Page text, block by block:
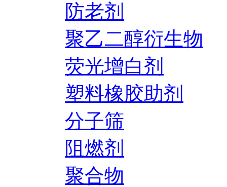
防老剂
聚乙二醇衍生物
荧光增白剂
塑料橡胶助剂
分子筛
阻燃剂
聚合物